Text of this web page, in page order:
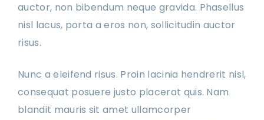
auctor, non bibendum neque gravida. Phasellus
nisl lacus, porta a eros non, sollicitudin auctor
risus.
Nunc a eleifend risus. Proin lacinia hendrerit nisl,
consequat posuere justo placerat quis. Nam
blandit mauris sit amet ullamcorper